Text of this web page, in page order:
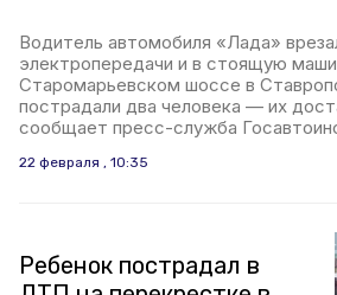
Водитель автомобиля «Лада»
электропередачи и в стоящую
Старомарьевском шоссе в
пострадали два человека — их
сообщает пресс-служба
22 февраля , 10:35
Ребенок пострадал в